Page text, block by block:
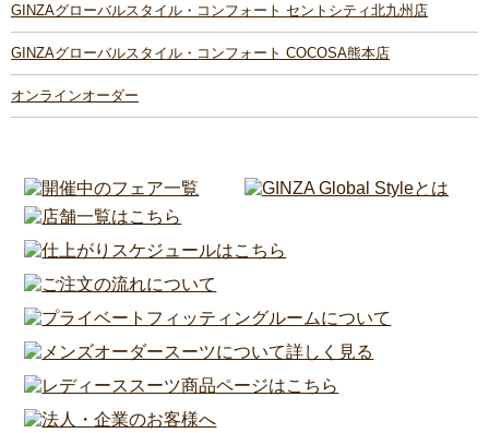
GINZAグローバルスタイル・コンフォート セントシティ北九州店
GINZAグローバルスタイル・コンフォート COCOSA熊本店
オンラインオーダー